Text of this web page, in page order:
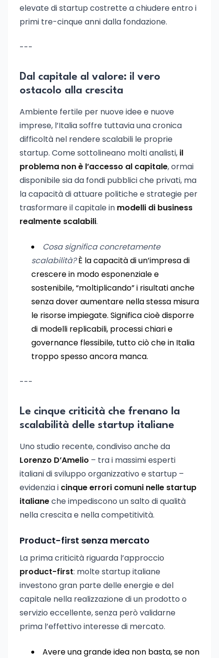
elevate di startup costrette a chiudere entro i
primi tre-cinque anni dalla fondazione.
---
Dal capitale al valore: il vero
ostacolo alla crescita
Ambiente fertile per nuove idee e nuove
imprese, l’Italia soffre tuttavia una cronica
difficoltà nel rendere scalabili le proprie
startup. Come sottolineano molti analisti, il
problema non è l’accesso al capitale, ormai
disponibile sia da fondi pubblici che privati, ma
la capacità di attuare politiche e strategie per
trasformare il capitale in modelli di business
realmente scalabili.
Cosa significa concretamente
scalabilità?È la capacità di un’impresa di
crescere in modo esponenziale e
sostenibile, “moltiplicando” i risultati anche
senza dover aumentare nella stessa misura
le risorse impiegate. Significa cioè disporre
di modelli replicabili, processi chiari e
governance flessibile, tutto ciò che in Italia
troppo spesso ancora manca.
---
Le cinque criticità che frenano la
scalabilità delle startup italiane
Uno studio recente, condiviso anche da
Lorenzo D’Amelio – tra i massimi esperti
italiani di sviluppo organizzativo e startup –
evidenzia i cinque errori comuni nelle startup
italianeche impediscono un salto di qualità
nella crescita e nella competitività.
Product-first senza mercato
La prima criticità riguarda l’approccio
product-first: molte startup italiane
investono gran parte delle energie e del
capitale nella realizzazione di un prodotto o
servizio eccellente, senza però validarne
prima l’effettivo interesse di mercato.
Avere una grande idea non basta, se non